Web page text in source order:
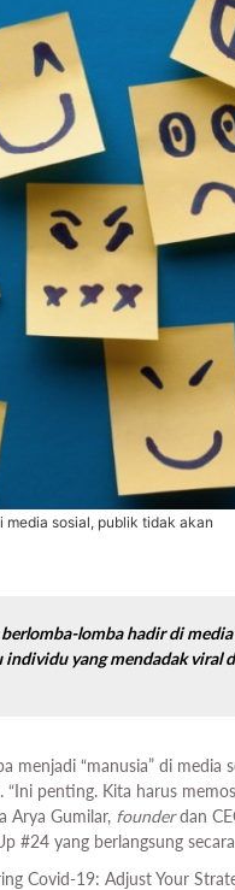
media sosial, publik tidak akan
lomba hadir di
yang mendadak viral
menjadi “manusia” di media
penting. Kita harus
Arya Gumilar, founderdan
#24 yang berlangsung
Covid-19: Adjust Your